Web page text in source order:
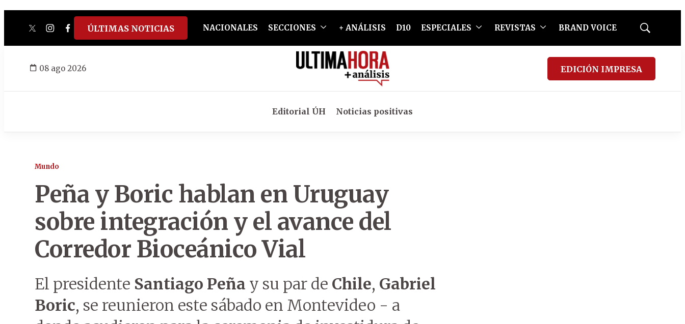
twitterinstagram
facebook
tiktokyoutube
spotify
ÚLTIMAS NOTICIAS NACIONALES SECCIONES + ANÁLISIS D10 ESPECIALES REVISTAS BRAND VOICE
Mostrar
08 ago 2026 EDICIÓN IMPRESA
Editorial ÚH Noticias positivas
Mundo
Peña y Boric hablan en Uruguay
sobre integración y el avance del
Corredor Bioceánico Vial
El presidente Santiago Peña y su par de Chile, Gabriel
Boric, se reunieron este sábado en Montevideo - a